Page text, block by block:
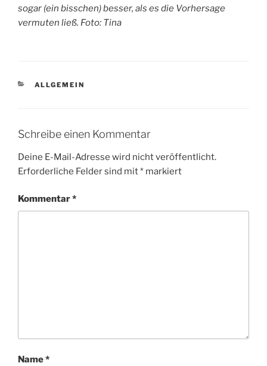
sogar (ein bisschen) besser, als es die Vorhersage
vermuten ließ. Foto: Tina
KATEGORIEN
ALLGEMEIN
Schreibe einen Kommentar
Deine E-Mail-Adresse wird nicht veröffentlicht.
Erforderliche Felder sind mit* markiert
Kommentar*
Name*